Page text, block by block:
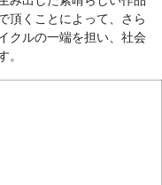
頂くことによって、さら
クルの一端を担い、社会
。